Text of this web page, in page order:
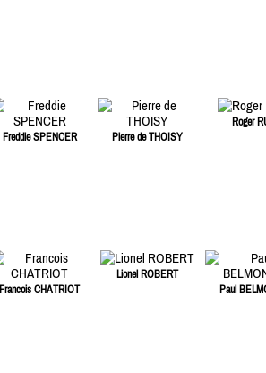
Freddie SPENCER Pierre de THOISY
Roger
Francois CHATRIOT
Lionel ROBERT
Paul